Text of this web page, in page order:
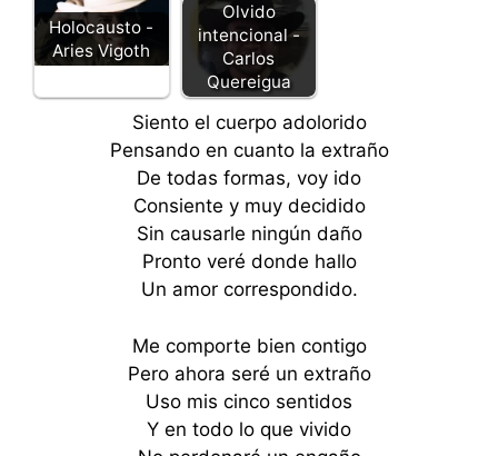
Holocausto -
Aries Vigoth
Olvido
intencional -
Carlos
Quereigua
Siento el cuerpo adolorido
Pensando en cuanto la extraño
De todas formas, voy ido
Consiente y muy decidido
Sin causarle ningún daño
Pronto veré donde hallo
Un amor correspondido.
Me comporte bien contigo
Pero ahora seré un extraño
Uso mis cinco sentidos
Y en todo lo que vivido